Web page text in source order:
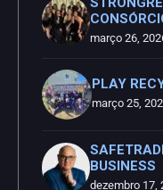
março 26,
PLAY
março 25,
BUSINESS
dezembro 17,